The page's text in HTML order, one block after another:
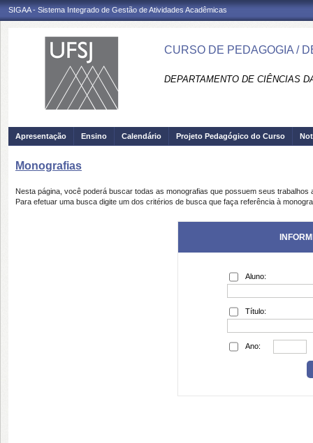
SIGAA - Sistema Integrado de Gestão de Atividades Acadêmicas
CURSO DE PEDAGOGIA /
DEPARTAMENTO DE CIÊNCIAS
Apresentação Ensino Calendário Projeto Pedagógico do Curso
Monografias
Nesta página, você poderá buscar todas as monografias que possuem seus trabalhos
Para efetuar uma busca digite um dos critérios de busca que faça referência à
Aluno:
Título:
Ano: